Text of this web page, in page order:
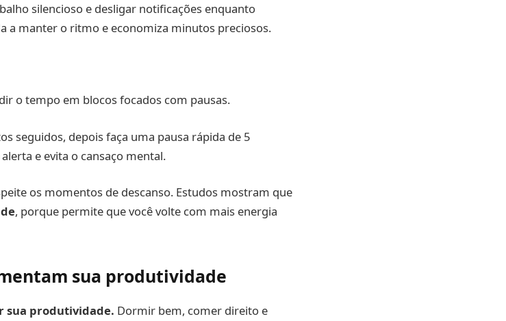
silencioso e desligar notificações enquanto
a manter o ritmo e economiza minutos preciosos.
o tempo em blocos focados com pausas.
seguidos, depois faça uma pausa rápida de 5
e evita o cansaço mental.
os momentos de descanso. Estudos mostram que
, porque permite que você volte com mais energia
sua produtividade
sua produtividade. Dormir bem, comer direito e